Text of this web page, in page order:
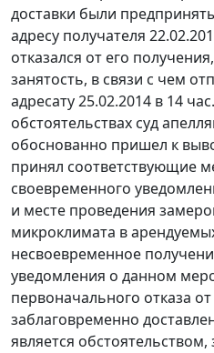
доставки были
адресу получателя
отказался от его
занятость, в связи с чем
адресату 25.02.2014 в 14
обстоятельствах суд
обоснованно пришел к
принял соответствующие
своевременного
и месте проведения
микроклимата в
несвоевременное
уведомления о данном
первоначального отказа
заблаговременно
является